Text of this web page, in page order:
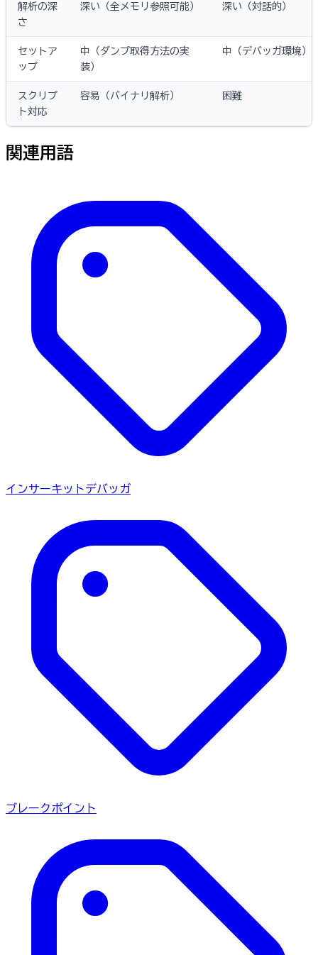
解析の深
さ
深い（全メモリ参照可能） 深い（対話的）
セットア
ップ
中（ダンプ取得方法の実
装）
中（デバッガ環境）
スクリプ
ト対応
容易（バイナリ解析） 困難
関連用語
インサーキットデバッガ
ブレークポイント